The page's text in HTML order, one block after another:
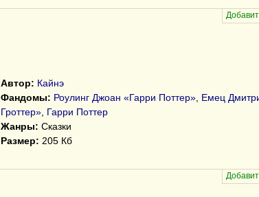
Автор: Кайнэ
Фандомы: Роулинг Джоан «Гарри Поттер» Емец
Гроттер» Гарри Поттер
Жанры: Сказки
Размер: 205 Кб